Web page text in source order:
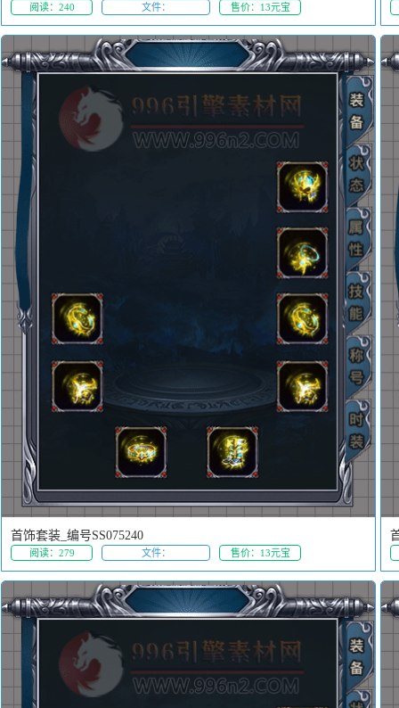
阅读：240 文件： 售价：13元宝
首饰套装_编号SS075240
阅读：279 文件： 售价：13元宝